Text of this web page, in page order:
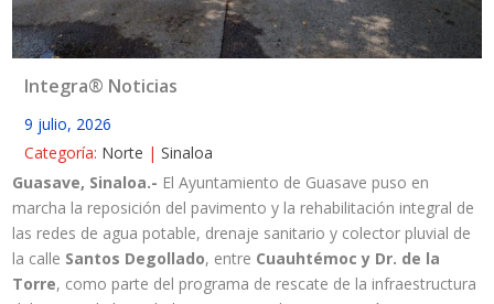
Integra® Noticias
9 julio, 2026
Categoría: Norte |Sinaloa
Guasave, Sinaloa.- El Ayuntamiento de Guasave puso en
marcha la reposición del pavimento y la rehabilitación integral de
las redes de agua potable, drenaje sanitario y colector pluvial de
la calle Santos Degollado, entre Cuauhtémoc y Dr. de la
Torre, como parte del programa de rescate de la infraestructura